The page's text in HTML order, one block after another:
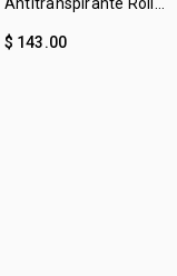
Uniforme
$ 143.00